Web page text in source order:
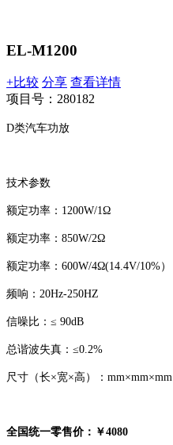
EL-M1200
+比较 分享 查看详情
项目号：280182
D类汽车功放
技术参数
额定功率：1200W/1Ω
额定功率：850W/2Ω
额定功率：600W/4Ω(14.4V/10%）
频响：20Hz-250HZ
信噪比：≤ 90dB
总谐波失真：≤0.2%
尺寸（长×宽×高）：mm×mm×mm
全国统一零售价：￥4080